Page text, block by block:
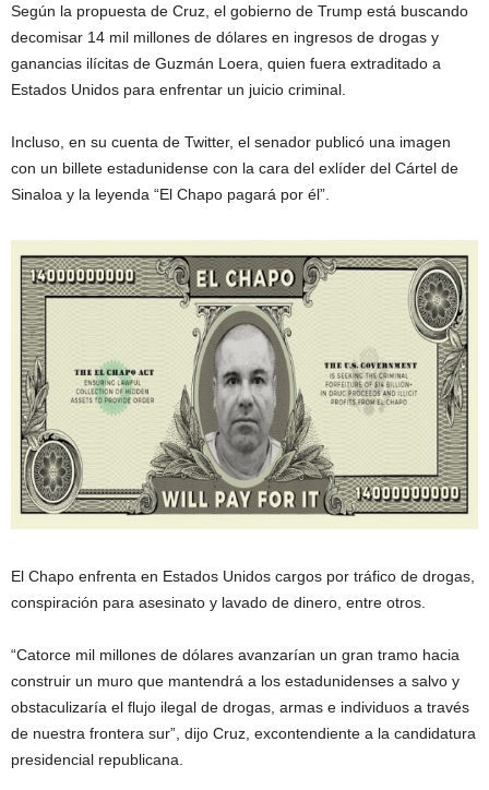
Según la propuesta de Cruz, el gobierno de Trump está buscando
decomisar 14 mil millones de dólares en ingresos de drogas y
ganancias ilícitas de Guzmán Loera, quien fuera extraditado a
Estados Unidos para enfrentar un juicio criminal.
Incluso, en su cuenta de Twitter, el senador publicó una imagen
con un billete estadunidense con la cara del exlíder del Cártel de
Sinaloa y la leyenda “El Chapo pagará por él”.
El Chapo enfrenta en Estados Unidos cargos por tráfico de drogas,
conspiración para asesinato y lavado de dinero, entre otros.
“Catorce mil millones de dólares avanzarían un gran tramo hacia
construir un muro que mantendrá a los estadunidenses a salvo y
obstaculizaría el flujo ilegal de drogas, armas e individuos a través
de nuestra frontera sur”, dijo Cruz, excontendiente a la candidatura
presidencial republicana.